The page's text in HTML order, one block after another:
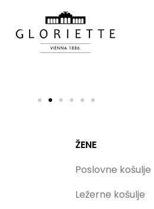
ŽENE
Poslovne košulje
Ležerne košulje